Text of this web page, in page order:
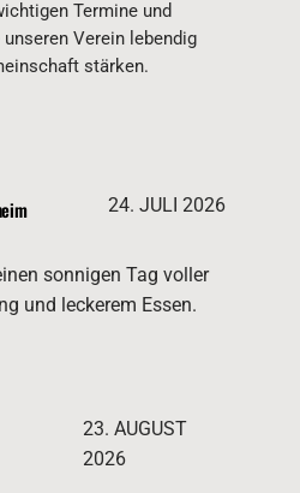
Termine und
Verein lebendig
stärken.
24. JULI 2026
sonnigen Tag voller
und leckerem Essen.
23. AUGUST
2026